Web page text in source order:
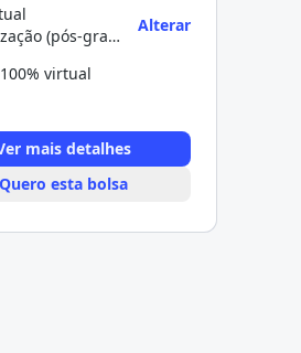
Especialização (pós-graduação)
Alterar
virtual
mais detalhes
Quero esta bolsa